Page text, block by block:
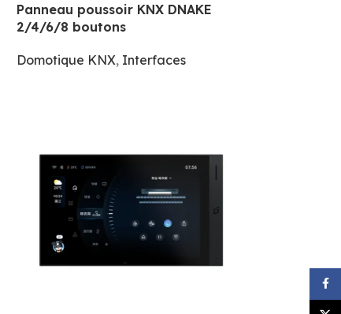
Panneau poussoir KNX DNAKE
2/4/6/8 boutons
Domotique KNX, Interfaces